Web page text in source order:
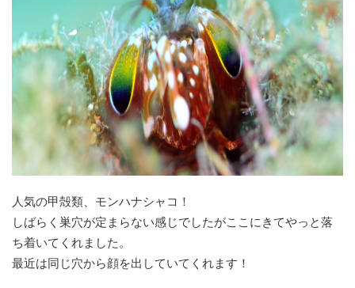
人気の甲殻類、モンハナシャコ！
しばらく巣穴が定まらない感じでしたがここにきてやっと落
ち着いてくれました。
最近は同じ穴から顔を出していてくれます！